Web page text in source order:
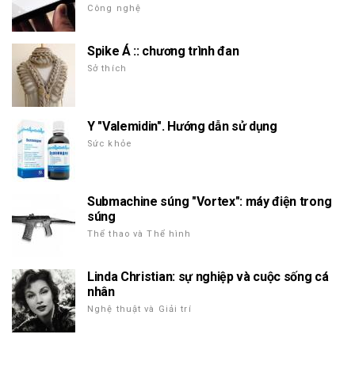
Công nghệ
Spike Á :: chương trình đan
Sở thích
Y "Valemidin". Hướng dẫn sử dụng
Sức khỏe
Submachine súng "Vortex": máy điện trong
súng
Thể thao và Thể hình
Linda Christian: sự nghiệp và cuộc sống cá
nhân
Nghệ thuật và Giải trí